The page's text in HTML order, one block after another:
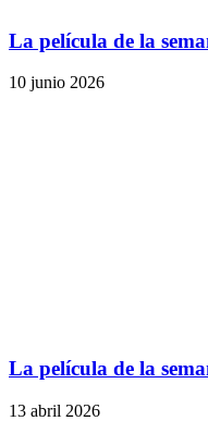
La película de la
10 junio 2026
La película de la
13 abril 2026